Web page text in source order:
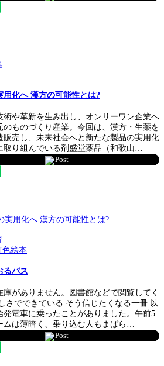
用化へ 漢方の可能性とは?
術や革新を生み出し、オンリーワン企業へ
のものづくり産業。今回は、漢方・生薬を
販売し、未来社会へと新たな製品の実用化
取り組んでいる剤盛堂薬品（和歌山…
Post
色絵本
るバス
がありません。図書館などで閲覧してく
さでできている そう信じたくなる一冊 以
発電車に乗ったことがありました。午前5
ムは薄暗く、乗り込む人もまばら…
Post